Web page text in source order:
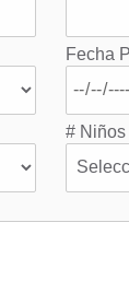
Fecha
# Niños